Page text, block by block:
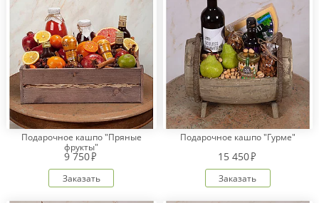
Подарочное кашпо "Пряные
фрукты"
9 750
Заказать
Подарочное кашпо "Гурме"
15 450
Заказать